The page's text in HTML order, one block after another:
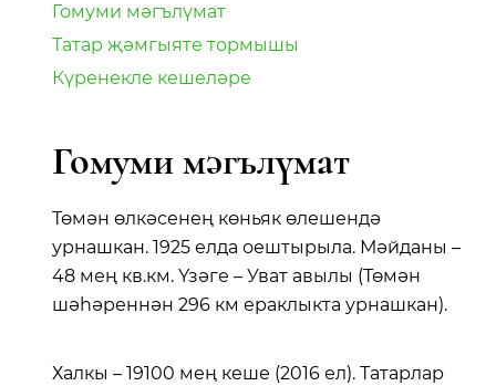
Гомуми мәгълүмат
Татар җәмгыяте тормышы
Күренекле кешеләре
Гомуми мәгълүмат
Төмән өлкәсенең көньяк өлешендә
урнашкан. 1925 елда оештырыла. Мәйданы –
48 мең кв.км. Үзәге – Уват авылы (Төмән
шәһәреннән 296 км ераклыкта урнашкан).
Халкы – 19100 мең кеше (2016 ел). Татарлар